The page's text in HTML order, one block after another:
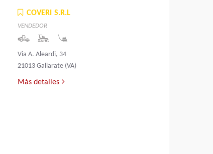
COVERI S.R.L
VENDEDOR
Via A. Aleardi, 34
21013 Gallarate (VA)
Más detalles